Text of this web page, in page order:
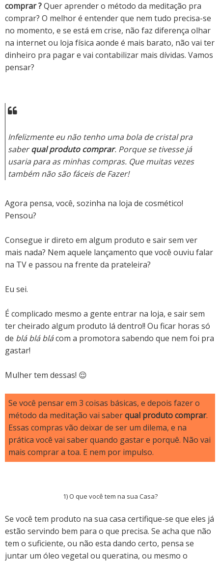
comprar ?Quer aprender o método da meditação pra
comprar? O melhor é entender que nem tudo precisa-se
no momento, e se está em crise, não faz diferença olhar
na internet ou loja física aonde é mais barato, não vai ter
dinheiro pra pagar e vai contabilizar mais dívidas. Vamos
pensar?
Infelizmente eu não tenho uma bola de cristal pra
saberqual produto comprar. Porque se tivesse já
usaria para as minhas compras. Que muitas vezes
também não são fáceis de Fazer!
Agora pensa, você, sozinha na loja de cosmético!
Pensou?
Consegue ir direto em algum produto e sair sem ver
mais nada? Nem aquele lançamento que você ouviu falar
na TV e passou na frente da prateleira?
Eu sei.
É complicado mesmo a gente entrar na loja, e sair sem
ter cheirado algum produto lá dentro!! Ou ficar horas só
de blá blá blácom a promotora sabendo que nem foi pra
gastar!
Mulher tem dessas! 😌
Se você pensar em 3 coisas básicas, e depois fazer o
método da meditação vai saberqual produto comprar.
Essas compras vão deixar de ser um dilema, e na
prática você vai saber quando gastar e porquê. Não vai
mais comprar a toa. E nem por impulso.
1) O que você tem na sua Casa?
Se você tem produto na sua casa certifique-se que eles já
estão servindo bem para o que precisa. Se acha que não
tem o suficiente, ou não esta dando certo, pensa se
juntar um óleo vegetal ou queratina, ou mesmo o